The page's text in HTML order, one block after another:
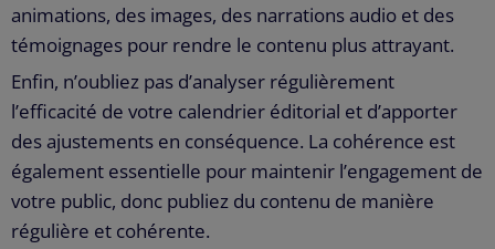
animations, des images, des narrations audio et des
témoignages pour rendre le contenu plus attrayant.
Enfin, n’oubliez pas d’analyser régulièrement
l’efficacité de votre calendrier éditorial et d’apporter
des ajustements en conséquence. La cohérence est
également essentielle pour maintenir l’engagement de
votre public, donc publiez du contenu de manière
régulière et cohérente.